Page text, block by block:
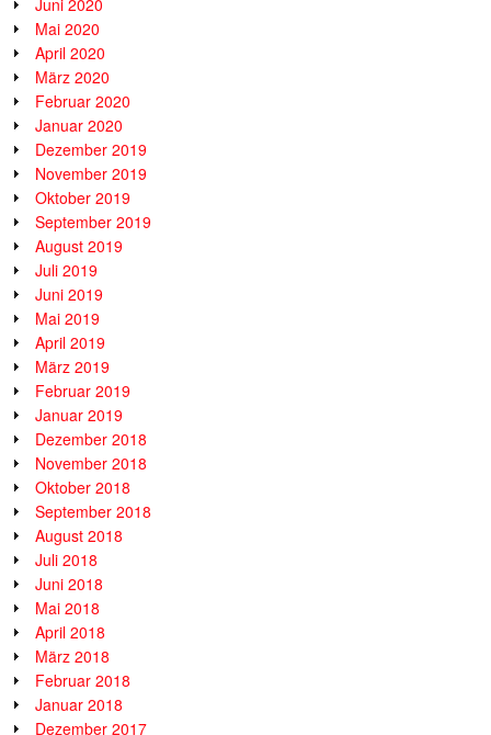
Mai 2020
April 2020
März 2020
Februar 2020
Januar 2020
Dezember 2019
November 2019
Oktober 2019
September 2019
August 2019
Juli 2019
Juni 2019
Mai 2019
April 2019
März 2019
Februar 2019
Januar 2019
Dezember 2018
November 2018
Oktober 2018
September 2018
August 2018
Juli 2018
Juni 2018
Mai 2018
April 2018
März 2018
Februar 2018
Januar 2018
Dezember 2017